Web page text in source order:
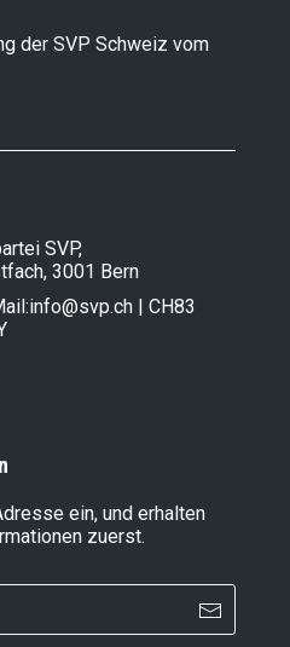
der SVP Schweiz vom
SVP,
3001 Bern
info@svp.ch | CH83
ein, und erhalten
zuerst.